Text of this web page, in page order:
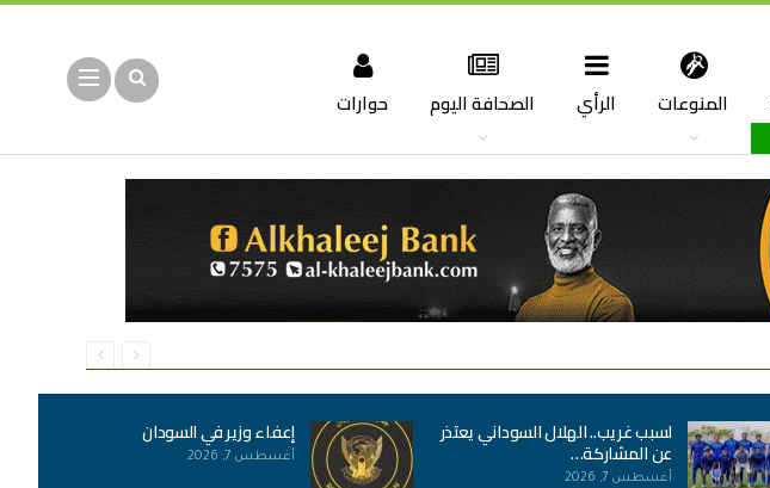
المنوعات الرأي الصحافة اليوم حوارات
لسبب غريب.. الهلال السوداني يعتذر
عن المشاركة…
أغسطس 7, 2026
إعفاء وزير في السودان
أغسطس 7, 2026